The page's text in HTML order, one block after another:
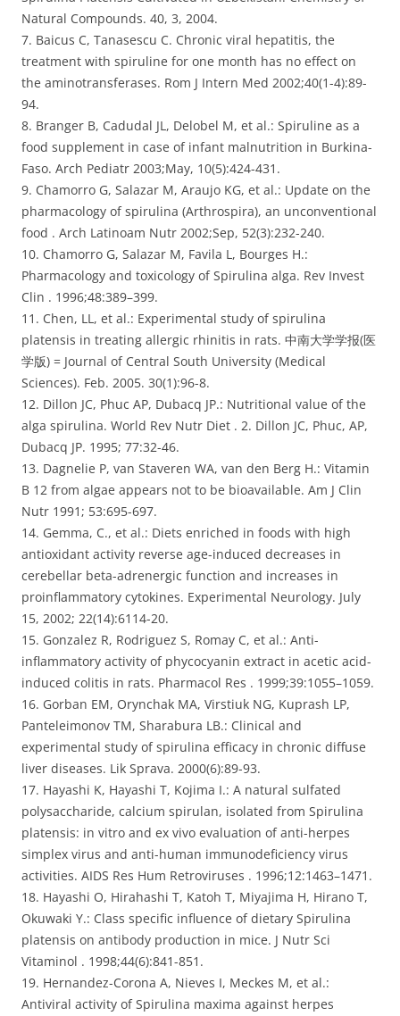
Natural Compounds. 40, 3, 2004.
7. Baicus C, Tanasescu C. Chronic viral hepatitis, the
treatment with spiruline for one month has no effect on
the aminotransferases. Rom J Intern Med 2002;40(1-4):89-
94.
8. Branger B, Cadudal JL, Delobel M, et al.: Spiruline as a
food supplement in case of infant malnutrition in Burkina-
Faso. Arch Pediatr 2003;May, 10(5):424-431.
9. Chamorro G, Salazar M, Araujo KG, et al.: Update on the
pharmacology of spirulina (Arthrospira), an unconventional
food . Arch Latinoam Nutr 2002;Sep, 52(3):232-240.
10. Chamorro G, Salazar M, Favila L, Bourges H.:
Pharmacology and toxicology of Spirulina alga. Rev Invest
Clin . 1996;48:389–399.
11. Chen, LL, et al.: Experimental study of spirulina
platensis in treating allergic rhinitis in rats. 中南大学学报(医
学版) = Journal of Central South University (Medical
Sciences). Feb. 2005. 30(1):96-8.
12. Dillon JC, Phuc AP, Dubacq JP.: Nutritional value of the
alga spirulina. World Rev Nutr Diet . 2. Dillon JC, Phuc, AP,
Dubacq JP. 1995; 77:32-46.
13. Dagnelie P, van Staveren WA, van den Berg H.: Vitamin
B 12 from algae appears not to be bioavailable. Am J Clin
Nutr 1991; 53:695-697.
14. Gemma, C., et al.: Diets enriched in foods with high
antioxidant activity reverse age-induced decreases in
cerebellar beta-adrenergic function and increases in
proinflammatory cytokines. Experimental Neurology. July
15, 2002; 22(14):6114-20.
15. Gonzalez R, Rodriguez S, Romay C, et al.: Anti-
inflammatory activity of phycocyanin extract in acetic acid-
induced colitis in rats. Pharmacol Res . 1999;39:1055–1059.
16. Gorban EM, Orynchak MA, Virstiuk NG, Kuprash LP,
Panteleimonov TM, Sharabura LB.: Clinical and
experimental study of spirulina efficacy in chronic diffuse
liver diseases. Lik Sprava. 2000(6):89-93.
17. Hayashi K, Hayashi T, Kojima I.: A natural sulfated
polysaccharide, calcium spirulan, isolated from Spirulina
platensis: in vitro and ex vivo evaluation of anti-herpes
simplex virus and anti-human immunodeficiency virus
activities. AIDS Res Hum Retroviruses . 1996;12:1463–1471.
18. Hayashi O, Hirahashi T, Katoh T, Miyajima H, Hirano T,
Okuwaki Y.: Class specific influence of dietary Spirulina
platensis on antibody production in mice. J Nutr Sci
Vitaminol . 1998;44(6):841-851.
19. Hernandez-Corona A, Nieves I, Meckes M, et al.:
Antiviral activity of Spirulina maxima against herpes